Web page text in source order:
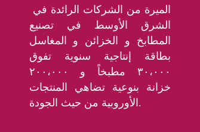
الشرق الأوسط في تصنيع
المطابخ و الخزائن و المغاسل
بطاقة إنتاجية سنوية تفوق
٣٠،٠٠٠ مطبخاً و ٢٠٠،٠٠٠
خزانة بنوعية تضاهي المنتجات
الأوروبية من حيث الجودة.